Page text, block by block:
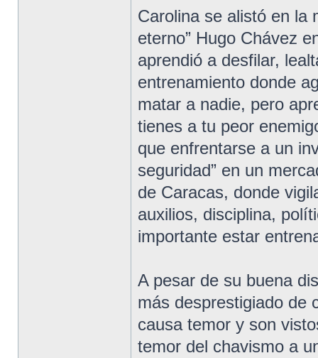
Carolina se alistó en la
eterno” Hugo Chávez
aprendió a desfilar,
entrenamiento donde
matar a nadie, pero
tienes a tu peor
que enfrentarse a un
seguridad” en un
de Caracas, donde
auxilios, disciplina,
importante estar
A pesar de su buena
más desprestigiado de
causa temor y son
temor del chavismo a